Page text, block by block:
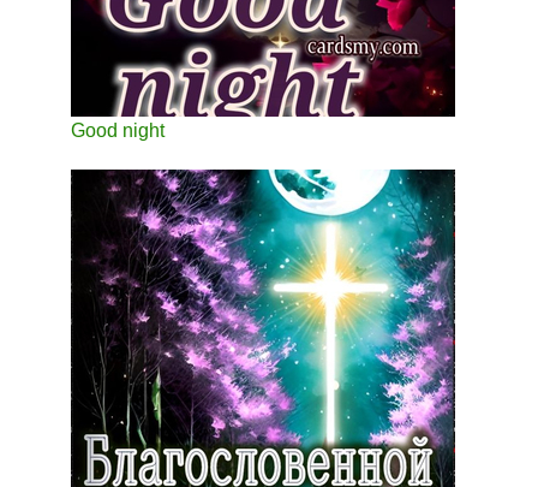
Good night